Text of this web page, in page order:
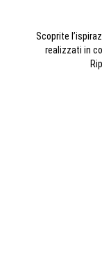
Scoprite
realizzati in